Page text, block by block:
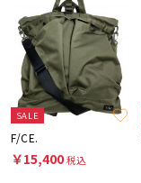
SALE
F/CE.
￥15,400税込